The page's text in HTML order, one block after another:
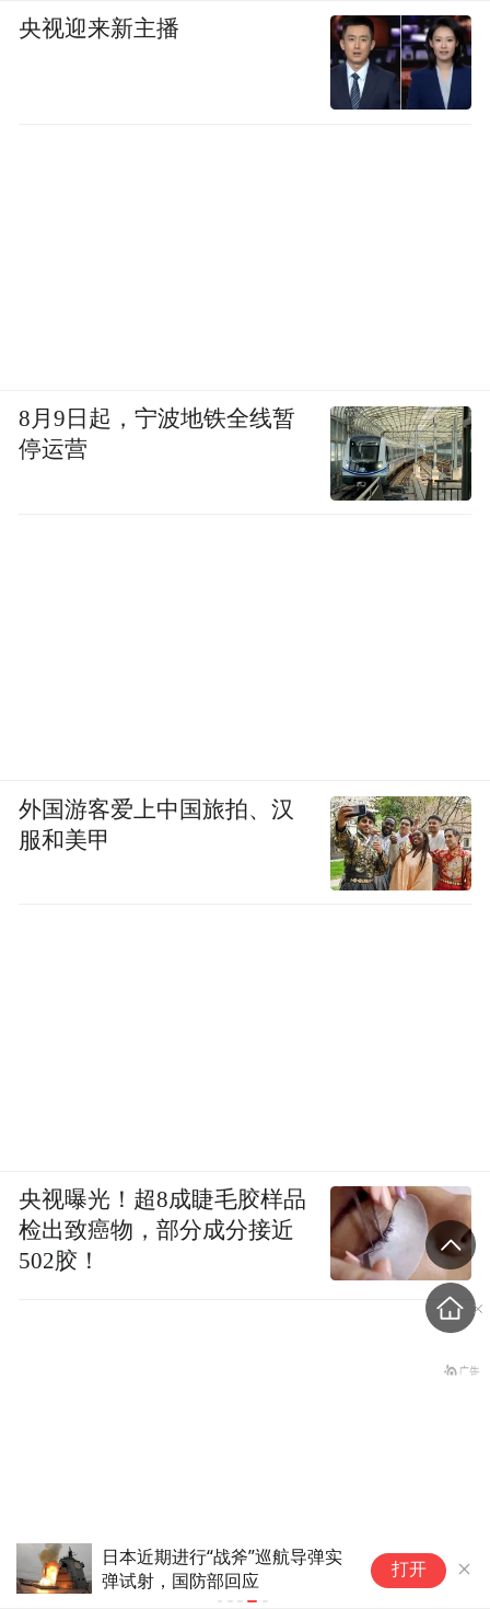
日本近期进行“战斧”巡航导弹实
弹试射，国防部回应
打开
央视迎来新主播
8月9日起，宁波地铁全线暂
停运营
外国游客爱上中国旅拍、汉
服和美甲
央视曝光！超8成睫毛胶样品
检出致癌物，部分成分接近
502胶！
10多万人报名的考试，成绩